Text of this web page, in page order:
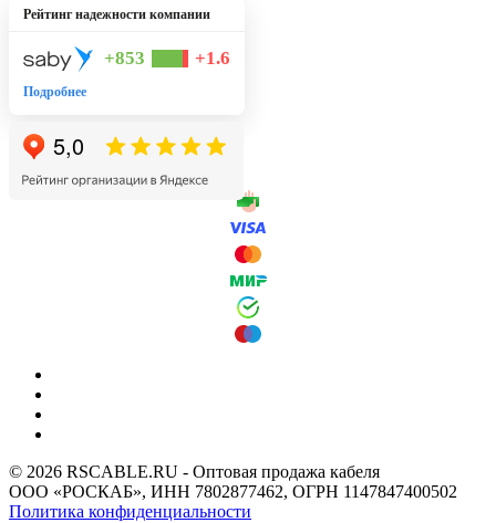
Используем cookies для работы и удобства сайта.
Рейтинг надежности компании
+853 +1.6
Подробнее
© 2026 RSCABLE.RU - Оптовая продажа кабеля
ООО «РОСКАБ», ИНН 7802877462, ОГРН 1147847400502
Политика конфиденциальности